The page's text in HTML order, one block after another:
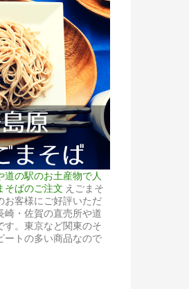
道の駅のお土産物で人
そばのご注文 えごまそ
お客様にご好評いただ
崎・佐賀の直売所や道
す。東京など関東のそ
ートの多い商品なので